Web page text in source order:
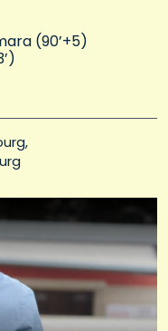
(90’+5)